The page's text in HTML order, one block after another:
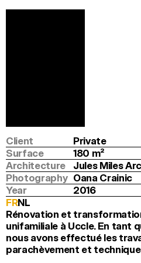
Location
Brussels
Client
Private
Surface
180 m2
Architecture
Jules Miles
Photography Oana Crainic
Year
2016
FRNL
Rénovation et
unifamiliale à Uccle. En tant
nous avons effectué les
parachèvement et